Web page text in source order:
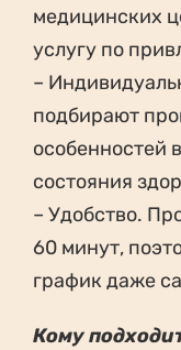
медицинских
услугу по
–
подбирают
особенностей
состояния
– Удобство.
60 минут,
график даже
Кому